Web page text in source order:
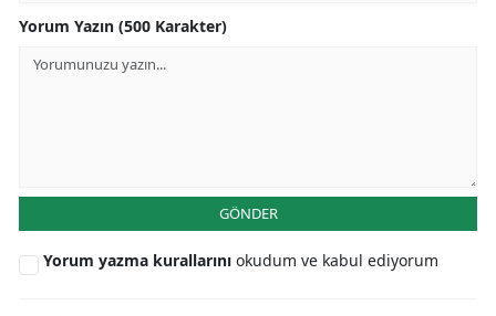
Yorum Yazın (500 Karakter)
GÖNDER
Yorum yazma kurallarını okudum ve kabul ediyorum